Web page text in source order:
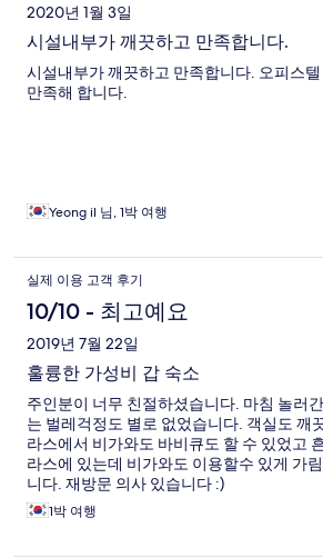
2020년 1월 3일
시설내부가 깨끗하고 만족합니다.
시설내부가 깨끗하고 만족합니다. 오피스
만족해 합니다.
Yeong il 님, 1박 여행
실제 이용 고객 후기
10/10 - 최고예요
2019년 7월 22일
훌륭한 가성비 갑 숙소
주인분이 너무 친절하셨습니다. 마침 놀러
는 벌레걱정도 별로 없었습니다. 객실도 깨
라스에서 비가와도 바비큐도 할 수 있었고
라스에 있는데 비가와도 이용할수 있게 가
니다. 재방문 의사 있습니다 :)
1박 여행